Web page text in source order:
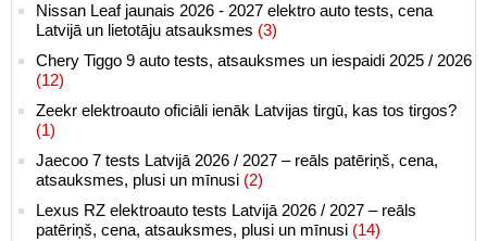
Nissan Leaf jaunais 2026 - 2027 elektro auto tests, cena
Latvijā un lietotāju atsauksmes (3)
Chery Tiggo 9 auto tests, atsauksmes un iespaidi 2025 / 2026
(12)
Zeekr elektroauto oficiāli ienāk Latvijas tirgū, kas tos tirgos?
(1)
Jaecoo 7 tests Latvijā 2026 / 2027 – reāls patēriņš, cena,
atsauksmes, plusi un mīnusi (2)
Lexus RZ elektroauto tests Latvijā 2026 / 2027 – reāls
patēriņš, cena, atsauksmes, plusi un mīnusi (14)